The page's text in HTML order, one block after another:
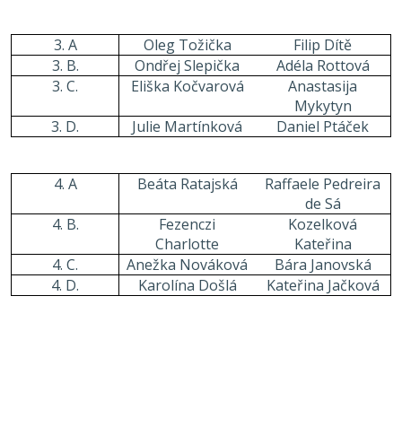
3. A Oleg Tožička
Filip Dítě
3. B.
Ondřej Slepička
Adéla Rottová
3. C.
Eliška Kočvarová
Anastasija
Mykytyn
3. D.
Julie Martínková Daniel Ptáček
4. A Beáta Ratajská
Raffaele Pedreira
de Sá
4. B.
Fezenczi
Charlotte
Kozelková
Kateřina
4. C.
Anežka Nováková
Bára Janovská
4. D.
Karolína Došlá Kateřina Jačková